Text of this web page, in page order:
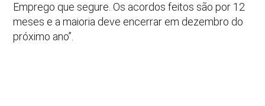
Emprego que segure. Os acordos feitos são por 12
meses e a maioria deve encerrar em dezembro do
próximo ano”.